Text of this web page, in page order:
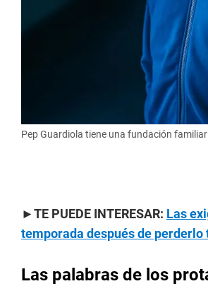
Pep Guardiola tiene una fundación
►TE PUEDE INTERESAR: Las
temporada después de perderlo
Las palabras de los